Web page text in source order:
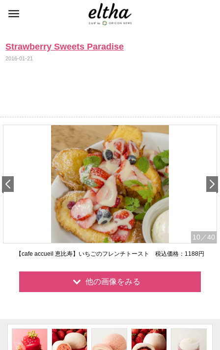
Strawberry Sweets Paradise
2016-01-21
10 ／40
【cafe accueil 恵比寿】いちごのフレンチトースト 税込価格：1188円
他の画像をみる